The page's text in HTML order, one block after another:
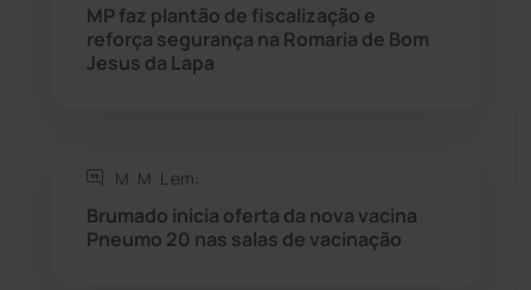
Sebastião Laranjeiras
Tanhaçu
MP faz plantão de fiscalização e
reforça segurança na Romaria de Bom
Jesus da Lapa
M. M. L em:
Brumado inicia oferta da nova vacina
Pneumo 20 nas salas de vacinação